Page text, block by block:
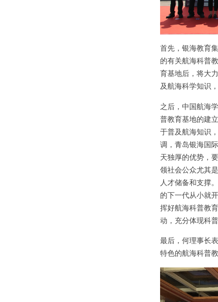
首先，银海教育
的有关航海科普
育基地后，将大
及航海科学知识
之后，中国航海
普教育基地的建
于普及航海知识
调，青岛银海国
天独厚的优势，
领社会公众尤其
人才储备和支撑
的下一代从小就
挥好航海科普教
动，充分体现科
最后，何理事长
特色的航海科普